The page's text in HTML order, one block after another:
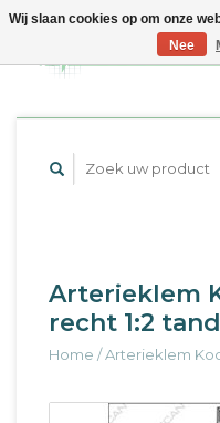
Arterieklem
recht 1:2 tand
Home /Arterieklem
Wij slaan cookies op om onze
Nee